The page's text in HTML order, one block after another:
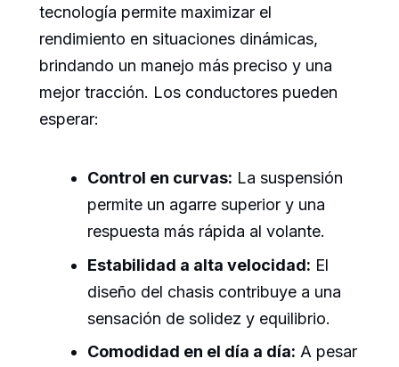
tecnología permite maximizar el
rendimiento en situaciones dinámicas,
brindando un manejo más preciso y una
mejor tracción. Los conductores pueden
esperar:
Control en curvas: La suspensión
permite un agarre superior y una
respuesta más rápida al volante.
Estabilidad a alta velocidad: El
diseño del chasis contribuye a una
sensación de solidez y equilibrio.
Comodidad en el día a día: A pesar